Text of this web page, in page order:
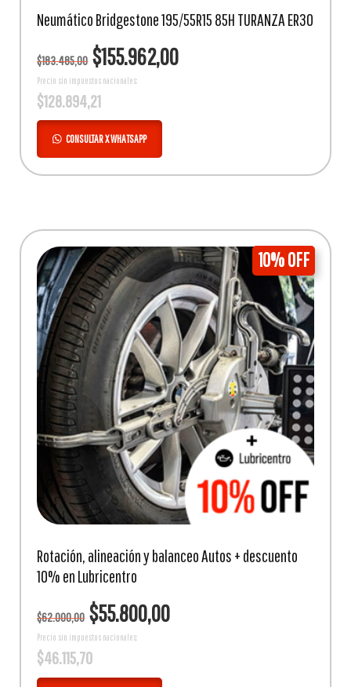
Neumático Bridgestone 195/55R15 85H TURANZA ER30
$183.485,00
El
precio
original
era:
$155.962,00precio
Precio sin impuestos nacionales:
$128.894,21
CONSULTAR X WHATSAPP
10% OFF
Rotación, alineación y balanceo Autos + descuento
10% en Lubricentro
$62.000,00
El
precio
original
era:
$55.800,00precio
Precio sin impuestos nacionales:
$46.115,70